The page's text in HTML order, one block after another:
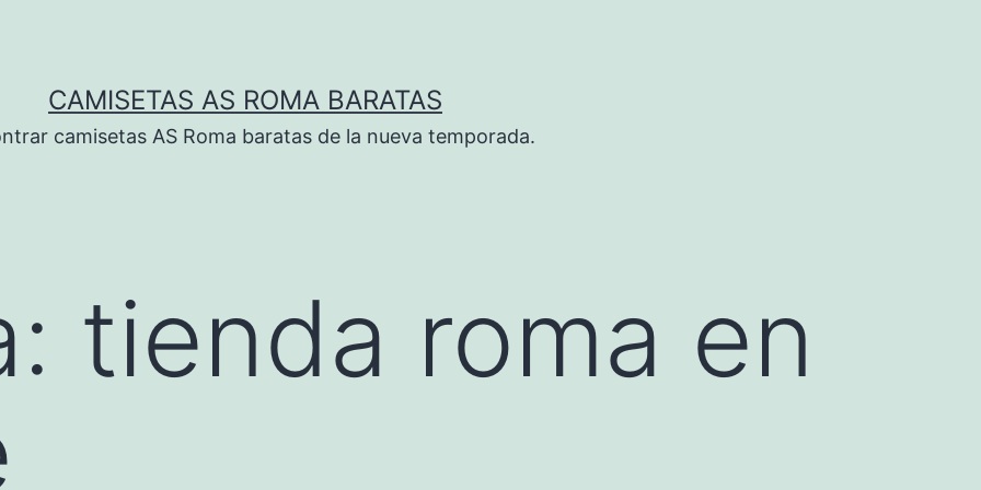
CAMISETAS AS ROMA BARATAS
camisetas AS Roma baratas de la nueva temporada.
tienda roma en